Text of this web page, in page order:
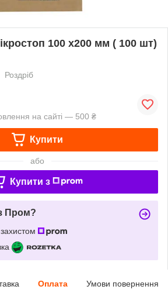
100 x200 мм ( 100 шт)
Роздріб
на сайті — 500 ₴
Купити
або
Купити з
Пром?
Оплата Умови повернення